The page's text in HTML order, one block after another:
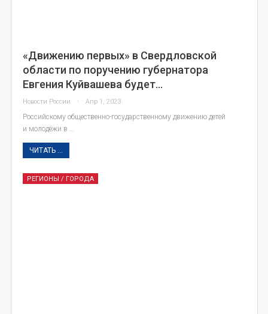
«Движению первых» в Свердловской
области по поручению губернатора
Евгения Куйвашева будет…
Новости России Апр 1, 2023
Российскому общественно-государственному движению детей
и молодёжи в …
ЧИТАТЬ ...
РЕГИОНЫ / ГОРОДА